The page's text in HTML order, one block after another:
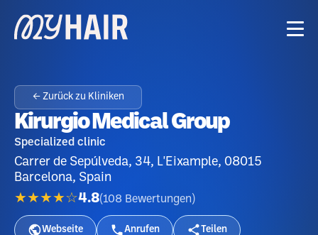
← Zurück zu Kliniken
Kirurgio Medical Group
Specialized clinic
Carrer de Sepúlveda, 34, L'Eixample, 08015
Barcelona, Spain
★★★★☆4.8(108 Bewertungen )
Webseite Anrufen Teilen